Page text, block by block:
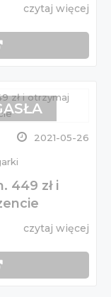
czytaj więcej
2021-05-26
449 zł i
czytaj więcej